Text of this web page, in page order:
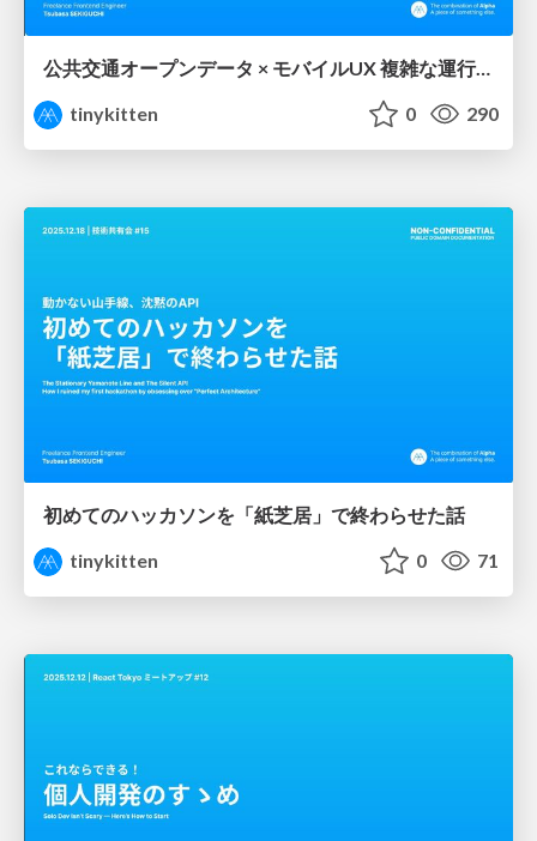
公共交通オープンデータ × モバイルUX 複雑な運行情報を 『直感』に変換する技術
tinykitten
0 290
初めてのハッカソンを「紙芝居」で終わらせた話
tinykitten
0 71